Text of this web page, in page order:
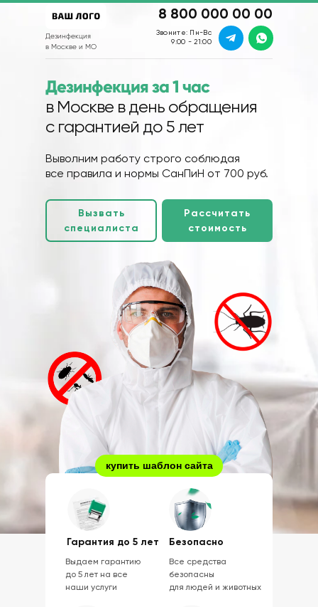
Рассчитать
стоимость
Вызвать
специалиста
Выволним работу строго соблюдая
все правила и нормы СанПиН от 700 руб.
Дезинфекция за 1 час
в Москве в день обращения
с гарантией до 5 лет
Дезинфекция
в Москве и МО
Звоните: Пн-Вс
9:00 - 21:00
8 800 000 00 00
Безопасно
Все средства
безопасны
для людей и животных
Гарантия до 5 лет
Выдаем гарантию
до 5 лет на все
наши услуги
купить шаблон сайта